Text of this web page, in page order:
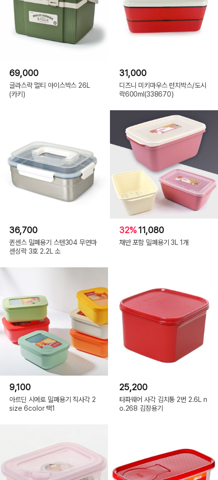
69,000
글라스락 멀티 아이스박스 26L
(카키)
31,000
디즈니 미키마우스 런치박스/도시
락600ml(338670)
36,700
퀸센스 밀폐용기 스텐304 무연마
센싱락 3호 2.2L 소
32%11,080
채반 포함 밀폐용기 3L 1개
9,100
아르딘 시에로 밀폐용기 직사각 2
size 6color 택1
25,200
타파웨어 사각 김치통 2번 2.6L n
o.268 김장용기